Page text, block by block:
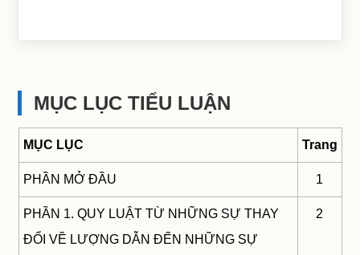
MỤC LỤC TIỂU LUẬN
MỤC LỤC Trang
PHẦN MỞ ĐẦU 1
PHẦN 1. QUY LUẬT TỪ NHỮNG SỰ THAY
ĐỔI VỀ LƯỢNG DẪN ĐẾN NHỮNG SỰ
2